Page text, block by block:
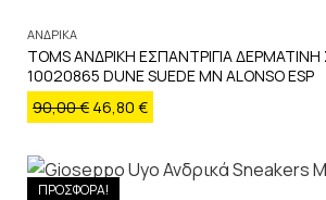
ΑΝΔΡΙΚΑ
TOMS ΑΝΔΡΙΚΗ ΕΣΠΑΝΤΡΙΓΙΑ
10020865 DUNE SUEDE MN ALONSO ESP
90,00€ 46,80 €
ΠΡΟΣΦΟΡΑ!